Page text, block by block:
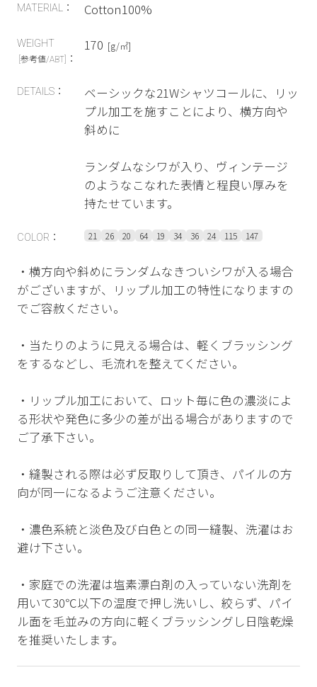
MATERIAL： Cotton100%
WEIGHT
[参考値/ABT] ：
170 [g/㎡]
DETAILS：
ベーシックな21Wシャツコールに、リッ
プル加工を施すことにより、横方向や
斜めに
ランダムなシワが入り、ヴィンテージ
のようなこなれた表情と程良い厚みを
持たせています。
COLOR： 21 26 20 64 19 34 36 24 115 147
・横方向や斜めにランダムなきついシワが入る場合
がございますが、リップル加工の特性になりますの
でご容赦ください。
・当たりのように見える場合は、軽くブラッシング
をするなどし、毛流れを整えてください。
・リップル加工において、ロット毎に色の濃淡によ
る形状や発色に多少の差が出る場合がありますので
ご了承下さい。
・縫製される際は必ず反取りして頂き、パイルの方
向が同一になるようご注意ください。
・濃色系統と淡色及び白色との同一縫製、洗濯はお
避け下さい。
・家庭での洗濯は塩素漂白剤の入っていない洗剤を
用いて30℃以下の温度で押し洗いし、絞らず、パイ
ル面を毛並みの方向に軽くブラッシングし日陰乾燥
を推奨いたします。